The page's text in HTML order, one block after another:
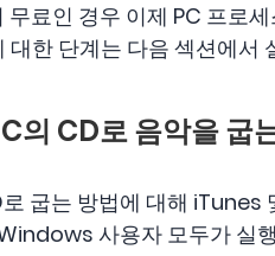
무료인 경우 이제 PC 프로
한 단계는 다음 섹션에서
의 CD로 음악을 굽
굽는 방법에 대해
사용자 모두가 실